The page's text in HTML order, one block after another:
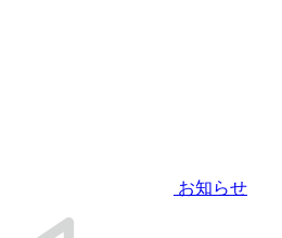
お知らせ